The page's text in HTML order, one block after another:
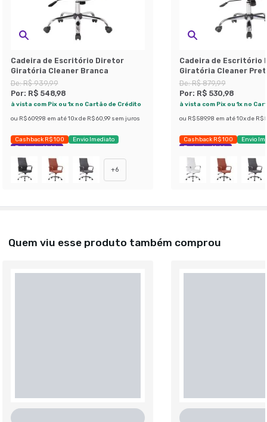
Cadeira de Escritório Diretor
Giratória Cleaner Branca
De:R$ 939,99
Por: R$ 548,98
à vista com Pix ou 1x no Cartão de Crédito
ou R$ 609,98 em até 10x de R$ 60,99 sem juros
Cashback R$ 100
Envio Imediato
Exclusivo Mobly
+6
Cadeira de Escritório
Giratória Cleaner
De:R$ 879,99
Por: R$ 530,98
à vista com Pix ou 1x no
ou R$ 589,98 em até 10x de R$
Cashback R$ 100
Envio
Exclusivo Mobly
Quem viu esse produto também comprou